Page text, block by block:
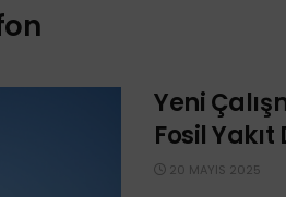
Yeni
Fosil
20 MAYIS 2025